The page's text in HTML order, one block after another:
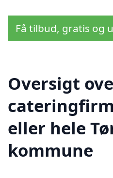
Få tilbud, gratis og
Oversigt
eller hele
kommune